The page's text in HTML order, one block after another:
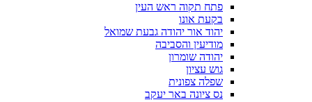
פתח תקוה ראש העין
בקעת אונו
יהוד אור יהודה גבעת שמואל
מודיעין והסביבה
יהודה שומרון
גוש עציון
שפלה צפונית
נס ציונה באר יעקב